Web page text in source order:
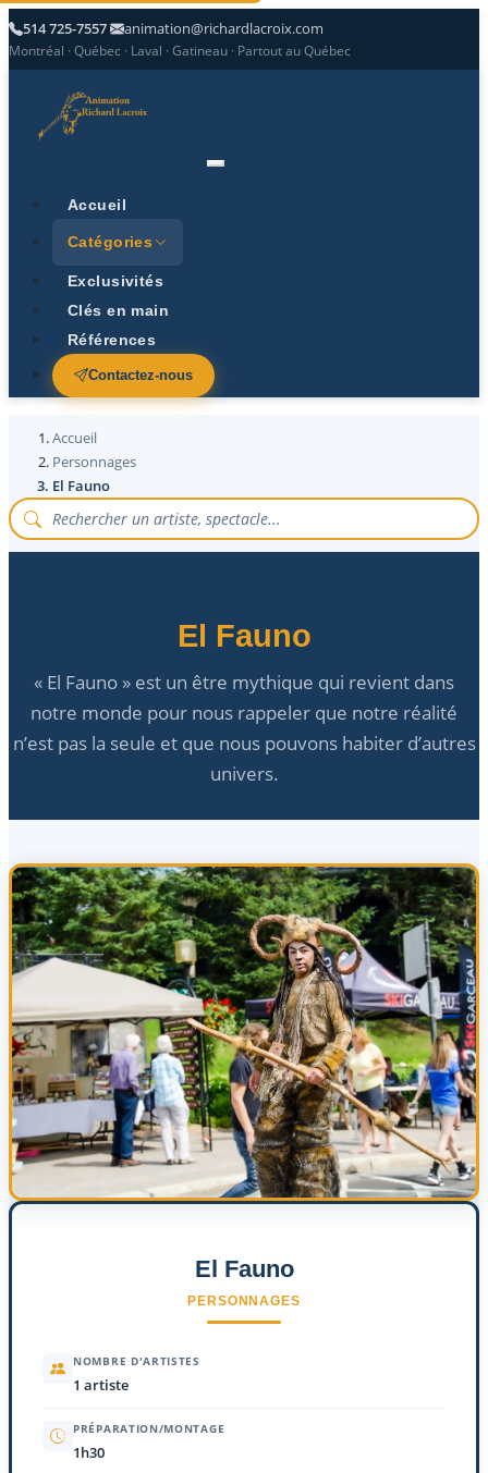
514 725-7557 animation@richardlacroix.com
Montréal · Québec · Laval · Gatineau · Partout au Québec
Accueil
Catégories
Exclusivités
Clés en main
Références
Contactez-nous
Accueil
Personnages
El Fauno
El Fauno
« El Fauno » est un être mythique qui revient dans
notre monde pour nous rappeler que notre réalité
n’est pas la seule et que nous pouvons habiter d’autres
univers.
El Fauno
PERSONNAGES
NOMBRE D'ARTISTES
1 artiste
PRÉPARATION/MONTAGE
1h30